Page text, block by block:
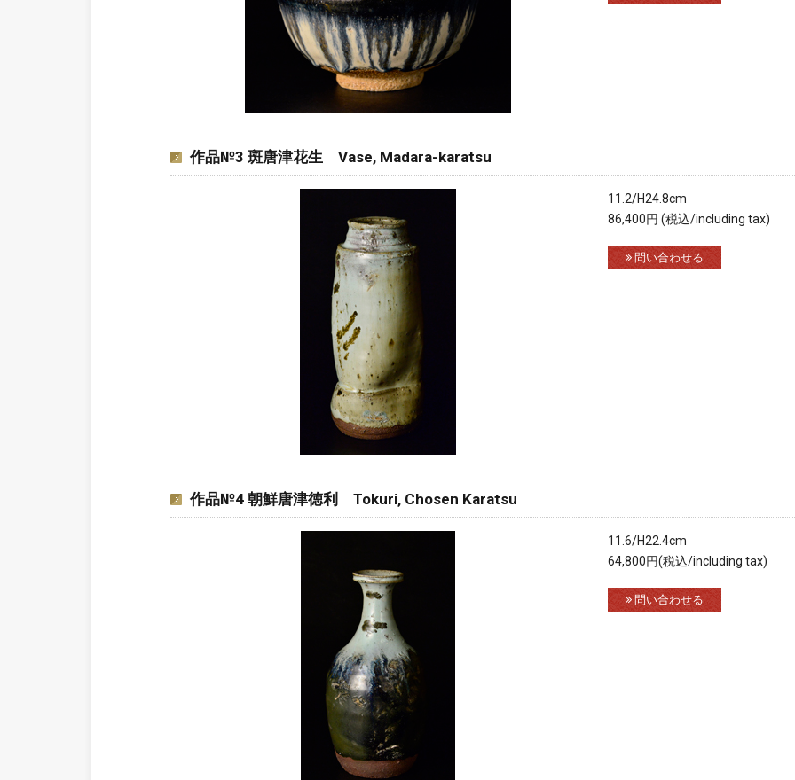
作品№3 斑唐津花生 Vase, Madara-karatsu
11.2/H24.8cm
86,400円 (税込/including tax)
問い合わせる
作品№4 朝鮮唐津徳利 Tokuri, Chosen Karatsu
11.6/H22.4cm
64,800円(税込/including tax)
問い合わせる